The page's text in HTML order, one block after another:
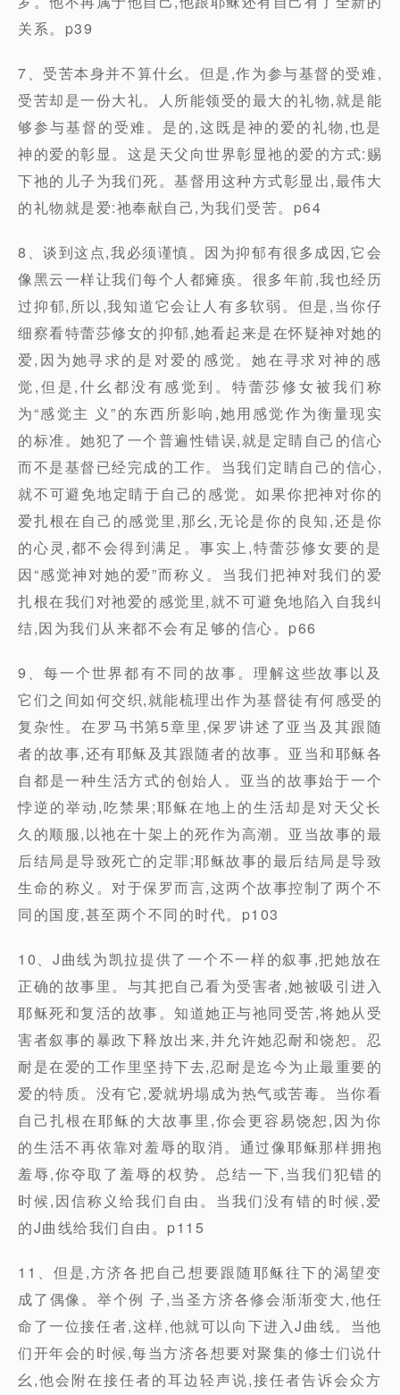
关系。p39
7、受苦本身并不算什幺。但是,作为参与基督的受难,
受苦却是一份大礼。人所能领受的最大的礼物,就是能
够参与基督的受难。是的,这既是神的爱的礼物,也是
神的爱的彰显。这是天父向世界彰显祂的爱的方式:赐
下祂的儿子为我们死。基督用这种方式彰显出,最伟大
的礼物就是爱:祂奉献自己,为我们受苦。p64
8、谈到这点,我必须谨慎。因为抑郁有很多成因,它会
像黑云一样让我们每个人都瘫痪。很多年前,我也经历
过抑郁,所以,我知道它会让人有多软弱。但是,当你仔
细察看特蕾莎修女的抑郁,她看起来是在怀疑神对她的
爱,因为她寻求的是对爱的感觉。她在寻求对神的感
觉,但是,什幺都没有感觉到。特蕾莎修女被我们称
为“感觉主 义”的东西所影响,她用感觉作为衡量现实
的标准。她犯了一个普遍性错误,就是定睛自己的信心
而不是基督已经完成的工作。当我们定睛自己的信心,
就不可避免地定睛于自己的感觉。如果你把神对你的
爱扎根在自己的感觉里,那幺,无论是你的良知,还是你
的心灵,都不会得到满足。事实上,特蕾莎修女要的是
因“感觉神对她的爱”而称义。当我们把神对我们的爱
扎根在我们对祂爱的感觉里,就不可避免地陷入自我纠
结,因为我们从来都不会有足够的信心。p66
9、每一个世界都有不同的故事。理解这些故事以及
它们之间如何交织,就能梳理出作为基督徒有何感受的
复杂性。在罗马书第5章里,保罗讲述了亚当及其跟随
者的故事,还有耶稣及其跟随者的故事。亚当和耶稣各
自都是一种生活方式的创始人。亚当的故事始于一个
悖逆的举动,吃禁果;耶稣在地上的生活却是对天父长
久的顺服,以祂在十架上的死作为高潮。亚当故事的最
后结局是导致死亡的定罪;耶稣故事的最后结局是导致
生命的称义。对于保罗而言,这两个故事控制了两个不
同的国度,甚至两个不同的时代。p103
10、J曲线为凯拉提供了一个不一样的叙事,把她放在
正确的故事里。与其把自己看为受害者,她被吸引进入
耶稣死和复活的故事。知道她正与祂同受苦,将她从受
害者叙事的暴政下释放出来,并允许她忍耐和饶恕。忍
耐是在爱的工作里坚持下去,忍耐是迄今为止最重要的
爱的特质。没有它,爱就坍塌成为热气或苦毒。当你看
自己扎根在耶稣的大故事里,你会更容易饶恕,因为你
的生活不再依靠对羞辱的取消。通过像耶稣那样拥抱
羞辱,你夺取了羞辱的权势。总结一下,当我们犯错的
时候,因信称义给我们自由。当我们没有错的时候,爱
的J曲线给我们自由。p115
11、但是,方济各把自己想要跟随耶稣往下的渴望变
成了偶像。举个例 子,当圣方济各修会渐渐变大,他任
命了一位接任者,这样,他就可以向下进入J曲线。当他
们开年会的时候,每当方济各想要对聚集的修士们说什
幺,他会附在接任者的耳边轻声说,接任者告诉会众方